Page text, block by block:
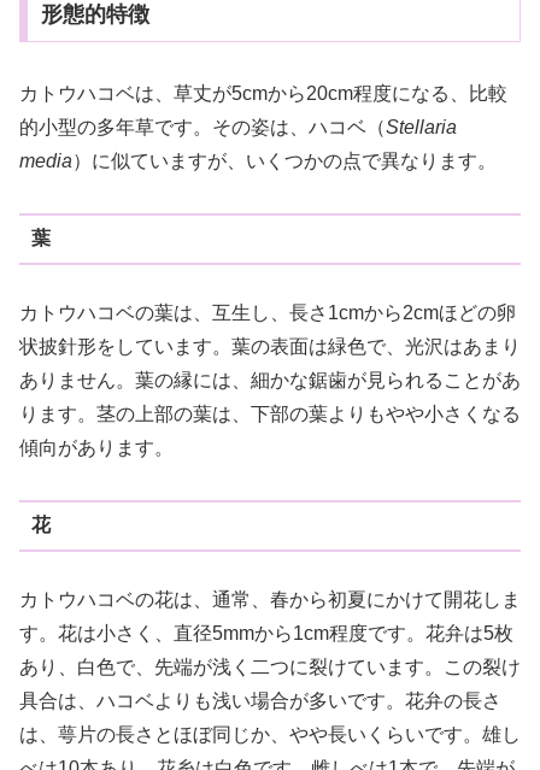
形態的特徴
カトウハコベは、草丈が5cmから20cm程度になる、比較
的小型の多年草です。その姿は、ハコベ（Stellaria
media）に似ていますが、いくつかの点で異なります。
葉
カトウハコベの葉は、互生し、長さ1cmから2cmほどの卵
状披針形をしています。葉の表面は緑色で、光沢はあまり
ありません。葉の縁には、細かな鋸歯が見られることがあ
ります。茎の上部の葉は、下部の葉よりもやや小さくなる
傾向があります。
花
カトウハコベの花は、通常、春から初夏にかけて開花しま
す。花は小さく、直径5mmから1cm程度です。花弁は5枚
あり、白色で、先端が浅く二つに裂けています。この裂け
具合は、ハコベよりも浅い場合が多いです。花弁の長さ
は、萼片の長さとほぼ同じか、やや長いくらいです。雄し